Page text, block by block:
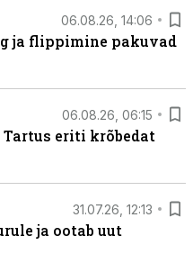
06.08.26, 14:06
ja flippimine pakuvad
06.08.26, 06:15
eriti krõbedat
31.07.26, 12:13
ja ootab uut